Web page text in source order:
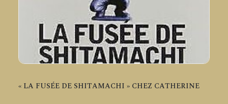
« LA FUSÉE DE SHITAMACHI » CHEZ CATHERINE